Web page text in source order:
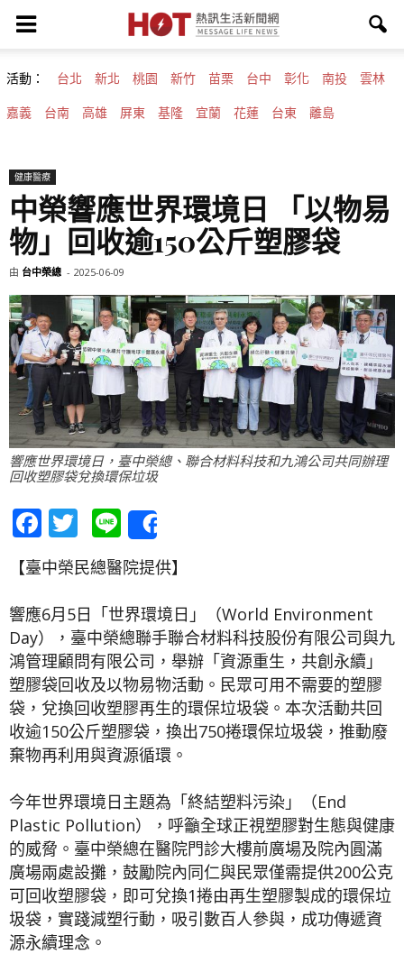
活動： 台北 新北 桃園 新竹 苗栗 台中 彰化 南投 雲林
嘉義 台南 高雄 屏東 基隆 宜蘭 花蓮 台東 離島
健康醫療
中榮響應世界環境日 「以物易
物」回收逾150公斤塑膠袋
由 台中榮總 - 2025-06-09
響應世界環境日，臺中榮總、聯合材料科技和九鴻公司共同辦理
回收塑膠袋兌換環保垃圾
Facebook
Twitter
Line
【臺中榮民總醫院提供】
響應6月5日「世界環境日」（World Environment
Day），臺中榮總聯手聯合材料科技股份有限公司與九
鴻管理顧問有限公司，舉辦「資源重生，共創永續」
塑膠袋回收及以物易物活動。民眾可用不需要的塑膠
袋，兌換回收塑膠再生的環保垃圾袋。本次活動共回
收逾150公斤塑膠袋，換出750捲環保垃圾袋，推動廢
棄物再利用與資源循環。
今年世界環境日主題為「終結塑料污染」（End
Plastic Pollution），呼籲全球正視塑膠對生態與健康
的威脅。臺中榮總在醫院門診大樓前廣場及院內圓滿
廣場兩處設攤，鼓勵院內同仁與民眾僅需提供200公克
可回收塑膠袋，即可兌換1捲由再生塑膠製成的環保垃
圾袋，實踐減塑行動，吸引數百人參與，成功傳遞資
源永續理念。